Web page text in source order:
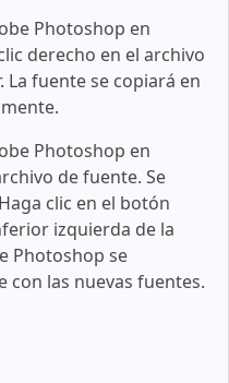
Photoshop en
derecho en el archivo
La fuente se copiará en
Photoshop en
de fuente. Se
clic en el botón
izquierda de la
Photoshop se
las nuevas fuentes.